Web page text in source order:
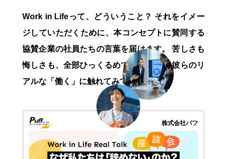
Work in Lifeって、どういうこと？ それをイメー
ジしていただくために、本コンセプトに賛同する
協賛企業の社員たちの言葉を届けます。
苦しさも
悔しさも、全部ひっくるめて豊かに働く彼らのリ
アルな「働く」に触れてみてください。
株式会社パフ